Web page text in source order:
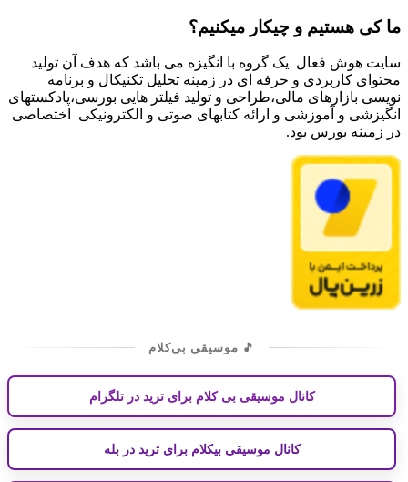
ما کی هستیم و چیکار میکنیم؟
سایت هوش فعال یک گروه با انگیزه می باشد که هدف آن تولید
محتوای کاربردی و حرفه ای در زمینه تحلیل تکنیکال و برنامه
نویسی بازارهای مالی،طراحی و تولید فیلتر هایی بورسی،پادکستهای
انگیزشی و آموزشی و ارائه کتابهای صوتی و الکترونیکی اختصاصی
در زمینه بورس بود.
🎵 موسیقی بی‌کلام
کانال موسیقی بی کلام برای ترید در تلگرام
کانال موسیقی بیکلام برای ترید در بله